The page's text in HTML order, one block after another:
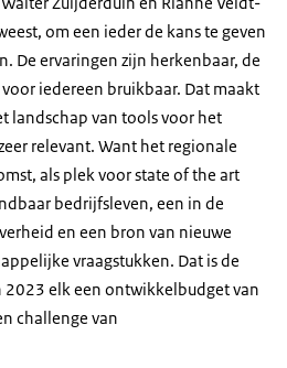
om een ieder de kans te geven
De ervaringen zijn herkenbaar, de
iedereen bruikbaar. Dat maakt
landschap van tools voor het
relevant. Want het regionale
als plek voor state of the art
bedrijfsleven, een in de
en een bron van nieuwe
vraagstukken. Dat is de
2023 elk een ontwikkelbudget van
challenge van